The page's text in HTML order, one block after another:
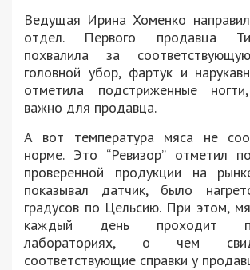
Ведущая Ирина Хоменко
отдел. Первого продавца
похвалила за
головной убор, фартук и
отметила подстриженные
важно для продавца.
А вот температура мяса не
норме. Это “Ревизор” отметил
проверенной продукции на
показывал датчик, было
градусов по Цельсию. При этом,
каждый день проходит
лабораториях, о чем
соответствующие справки у